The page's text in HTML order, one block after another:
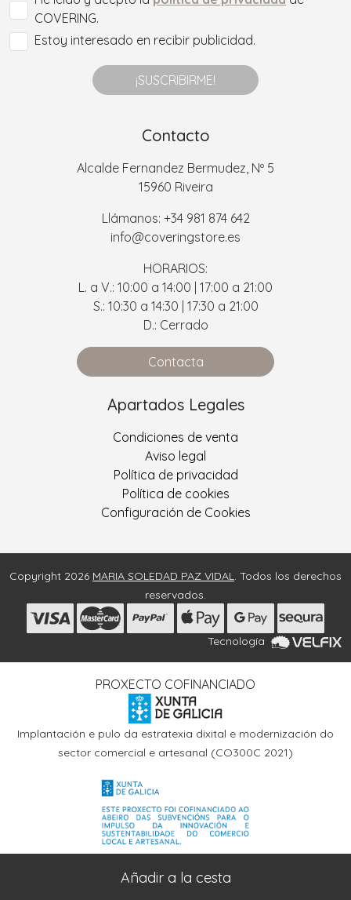
COVERING.
Estoy interesado en recibir publicidad.
¡SUSCRIBIRME!
Contacto
Alcalde Fernandez Bermudez, Nº 5
15960 Riveira
Llámanos: +34 981 874 642
info@coveringstore.es
HORARIOS:
L. a V.: 10:00 a 14:00 | 17:00 a 21:00
S.: 10:30 a 14:30 | 17:30 a 21:00
D.: Cerrado
Contacta
Apartados Legales
Condiciones de venta
Aviso legal
Política de privacidad
Política de cookies
Configuración de Cookies
Copyright 2026 MARIA SOLEDAD PAZ VIDAL
. Todos los derechos
reservados.
Tecnología
PROXECTO COFINANCIADO
Implantación e pulo da estratexia dixital e modernización do
sector comercial e artesanal (CO300C 2021)